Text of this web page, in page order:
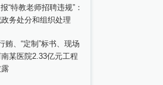
“特教老师招聘违规”：
务处分和组织处理
贿、“定制”标书、现场
某医院2.33亿元工程